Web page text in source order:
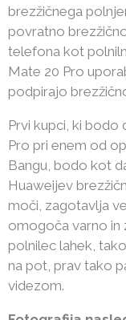
brezžičnega
povratno
telefona kot
Mate 20 Pro
podpirajo
Prvi kupci, ki bodo
Pro pri enem od
Bangu, bodo kot
Huaweijev
moči, zagotavlja
omogoča varno in
polnilec lahek,
na pot, prav tako
videzom.